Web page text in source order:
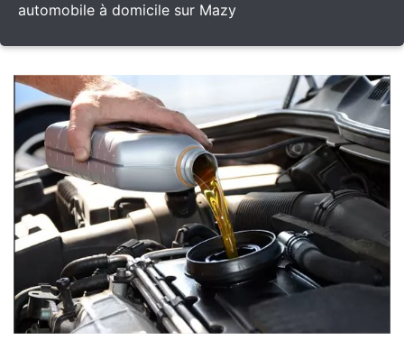
automobile à domicile sur Mazy